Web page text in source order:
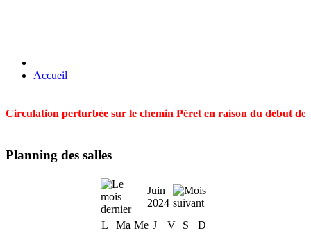
Accueil
Circulation perturbée sur le chemin Péret en raison du début
Planning des salles
Juin
2024
L
Ma Me J V S
D